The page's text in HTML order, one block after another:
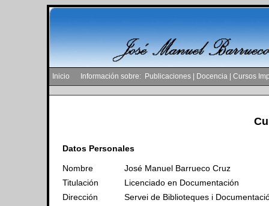
Inicio Información sobre: Publicaciones Docencia Cursos
Datos Personales
Nombre
José Manuel Barrueco Cruz
Titulación
Licenciado en Documentación
Dirección
Servei de Biblioteques i